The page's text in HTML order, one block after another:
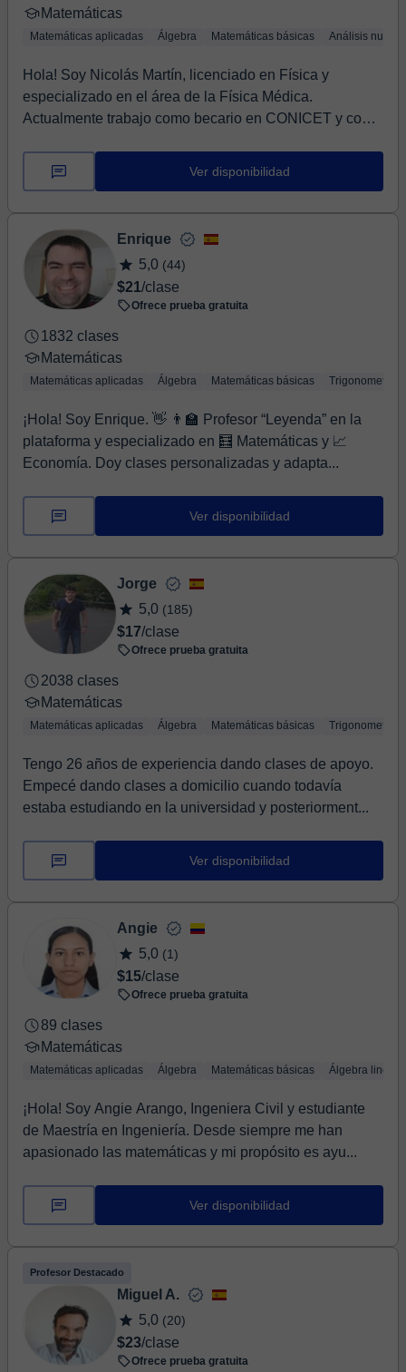
Matemáticas
Matemáticas aplicadas Álgebra Matemáticas básicas Análisis
Hola! Soy Nicolás Martín, licenciado en Física y
especializado en el área de la Física Médica.
Actualmente trabajo como becario en CONICET y como
Ver disponibilidad
Enrique
5,0 (44)
$21/clase
Ofrece prueba gratuita
1832 clases
Matemáticas
Matemáticas aplicadas Álgebra Matemáticas básicas Trigonometría
¡Hola! Soy Enrique. 👋 👨‍🏫 Profesor “Leyenda” en la
plataforma y especializado en 🧮 Matemáticas y 📈
Economía. Doy clases personalizadas y adapta...
Ver disponibilidad
Jorge
5,0 (185)
$17/clase
Ofrece prueba gratuita
2038 clases
Matemáticas
Matemáticas aplicadas Álgebra Matemáticas básicas Trigonometría
Tengo 26 años de experiencia dando clases de apoyo.
Empecé dando clases a domicilio cuando todavía
estaba estudiando en la universidad y posteriorment...
Ver disponibilidad
Angie
5,0 (1)
$15/clase
Ofrece prueba gratuita
89 clases
Matemáticas
Matemáticas aplicadas Álgebra Matemáticas básicas Álgebra lineal
¡Hola! Soy Angie Arango, Ingeniera Civil y estudiante
de Maestría en Ingeniería. Desde siempre me han
apasionado las matemáticas y mi propósito es ayu...
Ver disponibilidad
Profesor Destacado
Miguel A.
5,0 (20)
$23/clase
Ofrece prueba gratuita